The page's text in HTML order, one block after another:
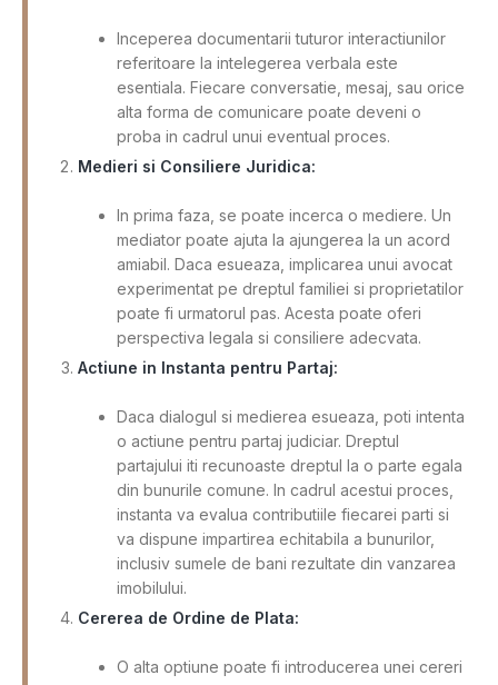
Inceperea documentarii tuturor interactiunilor
referitoare la intelegerea verbala este
esentiala. Fiecare conversatie, mesaj, sau orice
alta forma de comunicare poate deveni o
proba in cadrul unui eventual proces.
Medieri si Consiliere Juridica:
In prima faza, se poate incerca o mediere. Un
mediator poate ajuta la ajungerea la un acord
amiabil. Daca esueaza, implicarea unui avocat
experimentat pe dreptul familiei si proprietatilor
poate fi urmatorul pas. Acesta poate oferi
perspectiva legala si consiliere adecvata.
Actiune in Instanta pentru Partaj:
Daca dialogul si medierea esueaza, poti intenta
o actiune pentru partaj judiciar. Dreptul
partajului iti recunoaste dreptul la o parte egala
din bunurile comune. In cadrul acestui proces,
instanta va evalua contributiile fiecarei parti si
va dispune impartirea echitabila a bunurilor,
inclusiv sumele de bani rezultate din vanzarea
imobilului.
Cererea de Ordine de Plata:
O alta optiune poate fi introducerea unei cereri